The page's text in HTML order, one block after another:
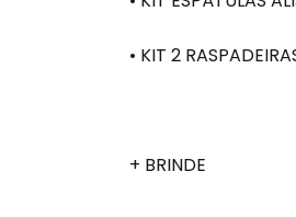
• KIT 2
+ BRINDE